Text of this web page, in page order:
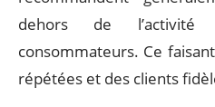
dehors de
consommateurs. Ce
répétées et des clients